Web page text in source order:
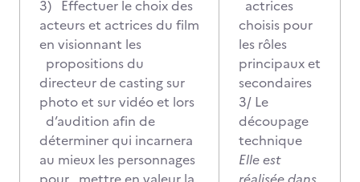
3) Effectuer le choix des
acteurs et actrices du film
en visionnant les
propositions du
directeur de casting sur
photo et sur vidéo et lors
d’audition afin de
déterminer qui incarnera
au mieux les personnages
actrices
choisis pour
les rôles
principaux et
secondaires
3/ Le
découpage
technique
Elle est